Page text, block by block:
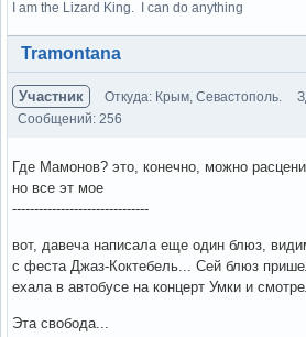
I am the Lizard King. I can do anything
Вне форума
Tramontana
Участник Откуда: Крым, Севастополь.
Сообщений: 256
Где Мамонов? это, конечно, можно
но все эт мое
-------------------------------
вот, давеча написала еще один блюз,
с феста Джаз-Коктебель... Сей блюз
ехала в автобусе на концерт Умки и
Эта свобода...